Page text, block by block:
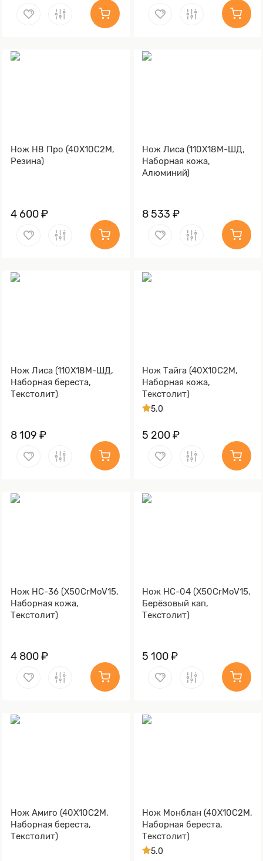
Нож Н8 Про (40Х10С2М,
Резина)
4 600 ₽
Нож Лиса (110Х18М-ШД,
Наборная кожа,
Алюминий)
8 533 ₽
Нож Лиса (110Х18М-ШД,
Наборная береста,
Текстолит)
8 109 ₽
Нож Тайга (40Х10С2М,
Наборная кожа,
Текстолит)
5.0
5 200 ₽
Нож НС-36 (X50CrMoV15,
Наборная кожа,
Текстолит)
4 800 ₽
Нож НС-04 (X50CrMoV15,
Берёзовый кап,
Текстолит)
5 100 ₽
Нож Амиго (40Х10С2М,
Наборная береста,
Текстолит)
Нож Монблан (40Х10С2М,
Наборная береста,
Текстолит)
5.0